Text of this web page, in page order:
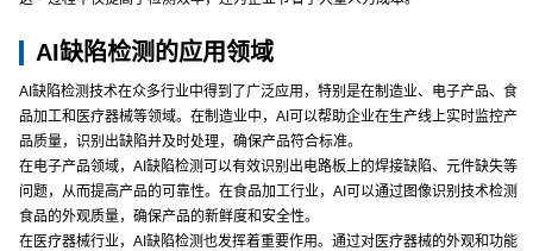
AI缺陷检测的应用领域
AI缺陷检测技术在众多行业中得到了广泛应用，特别是在制造业、电子产品、食
品加工和医疗器械等领域。在制造业中，AI可以帮助企业在生产线上实时监控产
品质量，识别出缺陷并及时处理，确保产品符合标准。
在电子产品领域，AI缺陷检测可以有效识别出电路板上的焊接缺陷、元件缺失等
问题，从而提高产品的可靠性。在食品加工行业，AI可以通过图像识别技术检测
食品的外观质量，确保产品的新鲜度和安全性。
在医疗器械行业，AI缺陷检测也发挥着重要作用。通过对医疗器械的外观和功能